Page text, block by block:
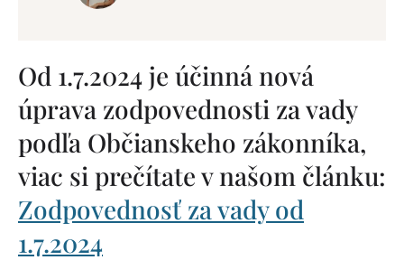
Od 1.7.2024 je účinná nová
úprava zodpovednosti za vady
podľa Občianskeho zákonníka,
viac si prečítate v našom článku:
Zodpovednosť za vady od
1.7.2024